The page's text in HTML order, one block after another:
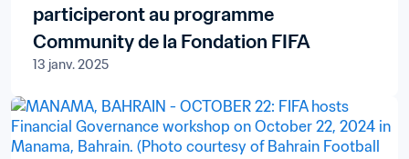
participeront au programme
Community de la Fondation FIFA
13 janv. 2025